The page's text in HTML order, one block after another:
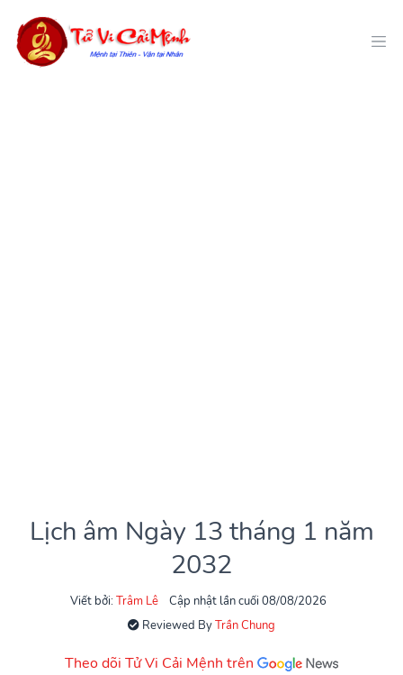
Lịch âm Ngày 13 tháng 1 năm
2032
Viết bởi: Trâm Lê
Cập nhật lần cuối 08/08/2026
Reviewed ByTrần Chung
Theo dõi Tử Vi Cải Mệnh trên